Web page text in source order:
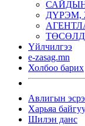
ДҮРЭМ,
Үйлчилгээ
e-zasag.mn
Холбоо барих
Авлигын
Харьяа
Шилэн данс